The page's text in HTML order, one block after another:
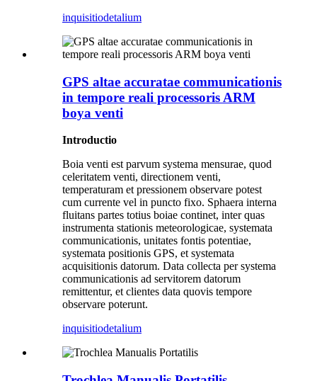
inquisitiodetalium
GPS altae accuratae communicationis
in tempore reali processoris ARM
boya venti
Introductio
Boia venti est parvum systema mensurae, quod
celeritatem venti, directionem venti,
temperaturam et pressionem observare potest
cum currente vel in puncto fixo. Sphaera interna
fluitans partes totius boiae continet, inter quas
instrumenta stationis meteorologicae, systemata
communicationis, unitates fontis potentiae,
systemata positionis GPS, et systemata
acquisitionis datorum. Data collecta per systema
communicationis ad servitorem datorum
remittentur, et clientes data quovis tempore
observare poterunt.
inquisitiodetalium